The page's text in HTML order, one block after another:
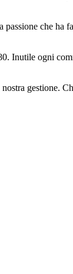
che ha
Inutile ogni
gestione.